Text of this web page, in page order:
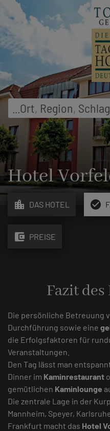
Ort, Region,
Hotel
location_city DAS HOTEL check_circle
account_balance_wallet PREISE
Fazit
Die persönliche Betreuung
Durchführung sowie eine
die Erfolgsfaktoren für
Veranstaltungen.
Den Tag lässt man
Dinner im Kaminrestaurant
gemütlichen Kaminlounge
Die zentrale Lage in der
Mannheim, Speyer,
Frankfurt macht das Hotel